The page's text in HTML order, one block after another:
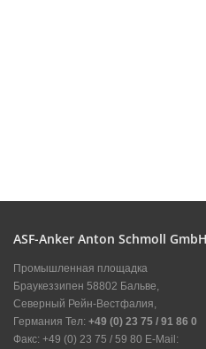
ASF-Anker Anton Schmoll GmbH
Промышленная площадка
Браукеззипен 58802 Бальве,
Северный Рейн-Вестфалия,
Германия Тел: +49 (0) 23 75 / 91 86 0
Факс: +49 (0) 23 75 / 59 80 E-Mail: